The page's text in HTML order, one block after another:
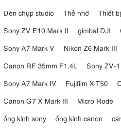
Đèn chụp studio
Thẻ nhớ
Thiết
Sony ZV E10 Mark II
gimbal DJI
Sony A7 Mark V
Nikon Z6 Mark III
Canon RF 35mm F1.4L
Sony ZV-
Sony A7 Mark IV
Fujifilm X-T50
Canon G7 X Mark III
Micro Rode
ống kính sony
ống kính canon